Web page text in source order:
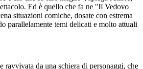
Ed è quello che fa ne "Il Vedovo
situazioni comiche, dosate con estrema
parallelamente temi delicati e molto attuali
ravvivata da una schiera di personaggi, che